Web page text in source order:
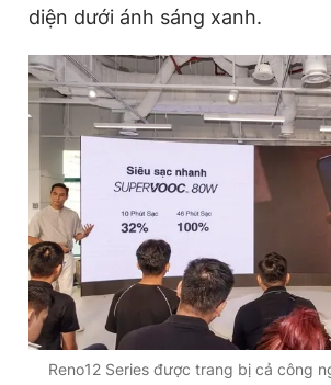
diện dưới ánh sáng xanh.
Reno12 Series được trang bị cả công